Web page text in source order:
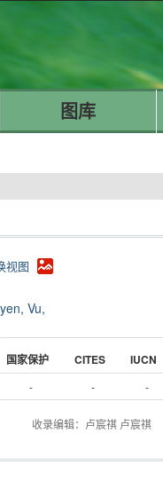
图库
视图
Vu,
国家保护 CITES IUCN
- - -
收录编辑：卢宸祺 卢宸祺